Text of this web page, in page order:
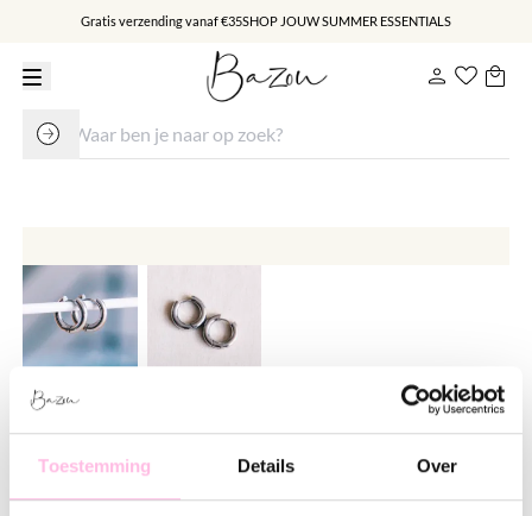
Toestemming Details Over
Gratis verzending vanaf €35SHOP JOUW SUMMER ESSENTIALS
RVS brede creool 16mm - zilver
€ 16.95